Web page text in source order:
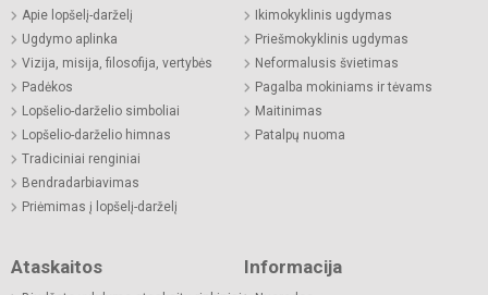
Apie lopšelį-darželį
Ugdymo aplinka
Vizija, misija, filosofija, vertybės
Padėkos
Lopšelio-darželio simboliai
Lopšelio-darželio himnas
Tradiciniai renginiai
Bendradarbiavimas
Priėmimas į lopšelį-darželį
Ikimokyklinis ugdymas
Priešmokyklinis ugdymas
Neformalusis švietimas
Pagalba mokiniams ir tėvams
Maitinimas
Patalpų nuoma
Ataskaitos Informacija